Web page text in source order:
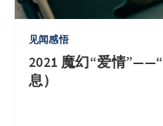
见闻感悟
2021 魔幻“爱情
息）